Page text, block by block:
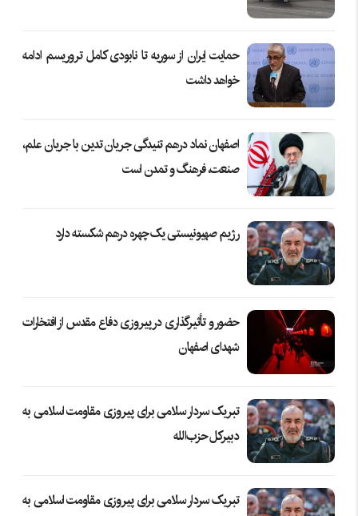
حمایت ایران از سوریه تا نابودی کامل تروریسم ادامه
خواهد داشت
اصفهان نماد درهم تنیدگی جریان تدین با جریان علم،
صنعت، فرهنگ و تمدن است
رژیم صهیونیستی یک چهره درهم شکسته دارد
حضور و تأثیرگذاری در پیروزی دفاع مقدس از افتخارات
شهدای اصفهان
تبریک سردار سلامی برای پیروزی مقاومت اسلامی به
دبیرکل حزب‌الله
تبریک سردار سلامی برای پیروزی مقاومت اسلامی به